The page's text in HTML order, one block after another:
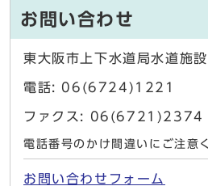
お問い合わせ
東大阪市上下水道局水道施
電話: 06(6724)1221
ファクス: 06(6721)2374
電話番号のかけ間違いにご注意
お問い合わせフォーム